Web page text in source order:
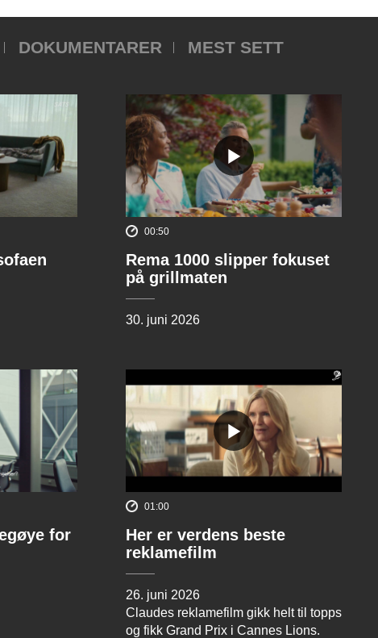
DOKUMENTARER MEST SETT
00:50
Rema 1000 slipper fokuset
på grillmaten
30. juni 2026
for
01:00
Her er verdens beste
reklamefilm
26. juni 2026
Claudes reklamefilm gikk helt til topps
og fikk Grand Prix i Cannes Lions.